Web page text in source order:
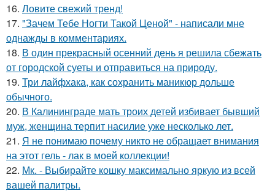
16. Ловите свежий тренд!
17. "Зачем Тебе Ногти Такой Ценой" - написали мне
однажды в комментариях.
18. В один прекрасный осенний день я решила сбежать
от городской суеты и отправиться на природу.
19. Три лайфхака, как сохранить маникюр дольше
обычного.
20. В Калининграде мать троих детей избивает бывший
муж, женщина терпит насилие уже несколько лет.
21. Я не понимаю почему никто не обращает внимания
на этот гель - лак в моей коллекции!
22. Мк. - Выбирайте кошку максимально яркую из всей
вашей палитры.